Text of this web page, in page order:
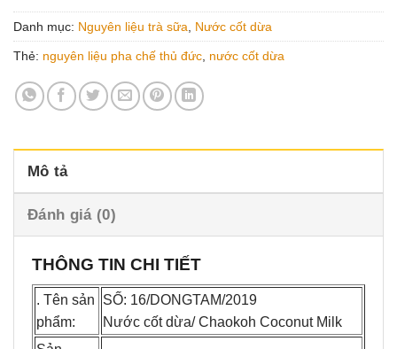
Danh mục: Nguyên liệu trà sữa Nước cốt dừa
Thẻ: nguyên liệu pha chế thủ đức nước cốt dừa
Mô tả
Đánh giá (0)
THÔNG TIN CHI TIẾT
. Tên sản
phẩm:
SỐ: 16/DONGTAM/2019
Nước cốt dừa/ Chaokoh Coconut Milk